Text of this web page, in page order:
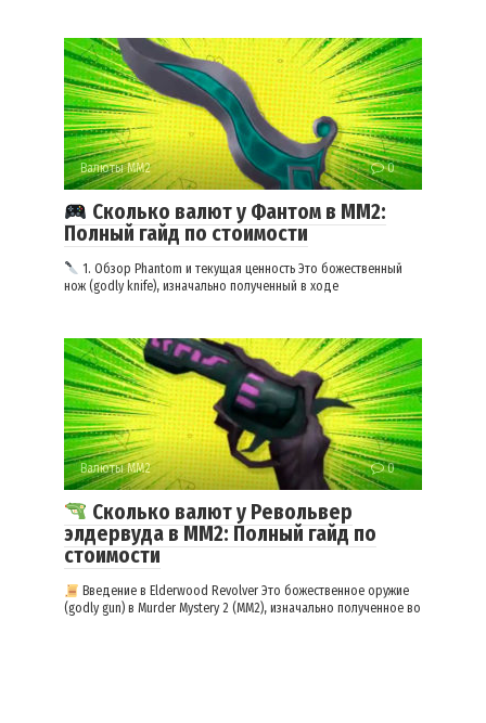
Валюты ММ2 0
Сколько валют у Фантом в ММ2:
Полный гайд по стоимости
1. Обзор Phantom и текущая ценность Это божественный
нож (godly knife), изначально полученный в ходе
Валюты ММ2 0
Сколько валют у Револьвер
элдервуда в ММ2: Полный гайд по
стоимости
Введение в Elderwood Revolver Это божественное оружие
(godly gun) в Murder Mystery 2 (MM2), изначально полученное во